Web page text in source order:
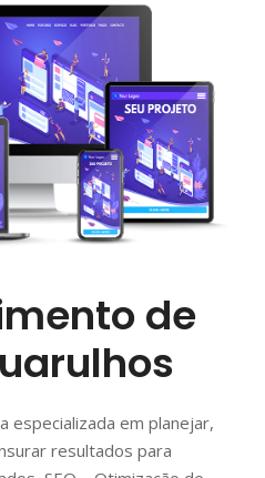
de
especializada em planejar,
resultados para